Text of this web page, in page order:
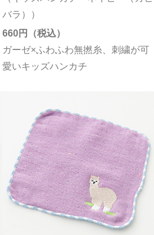
バラ））
ガーゼ×ふわふわ無撚糸、刺繍が可
愛いキッズハンカチ
660円